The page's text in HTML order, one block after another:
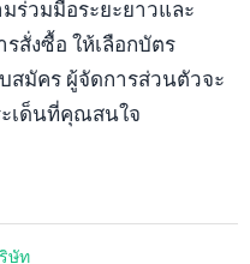
ร่วมมือระยะยาวและ
สั่งซื้อ ให้เลือกบัตร
สมัคร ผู้จัดการส่วนตัวจะ
เด็นที่คุณสนใจ
ษัท